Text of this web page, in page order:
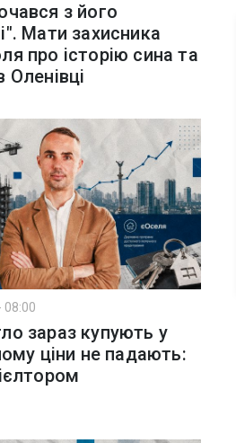
з його
Мати захисника
про історію сина та
Оленівці
08:00
зараз купують у
ціни не падають: